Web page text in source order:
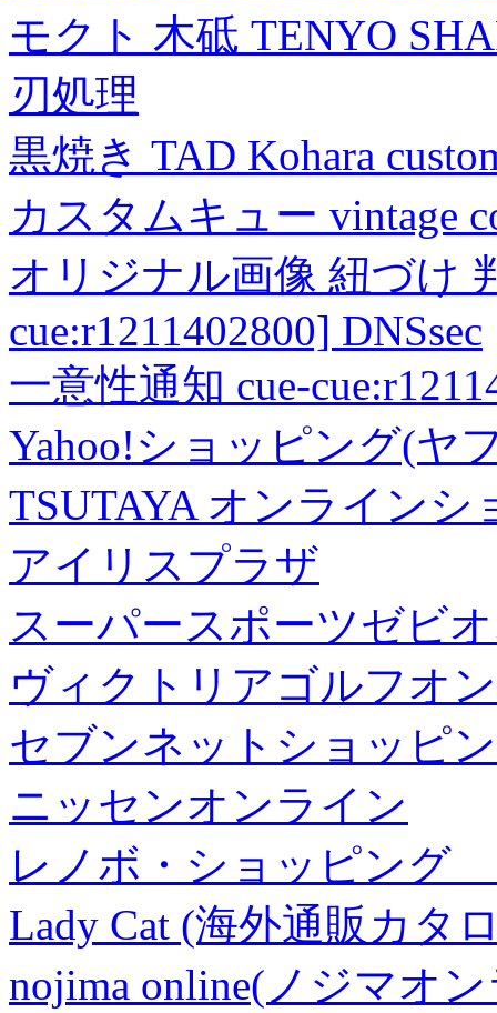
モクト 木砥 TENYO
刃処理
黒焼き TAD Kohara
カスタムキュー vintage
オリジナル画像 紐づけ
cue:r1211402800] DNSsec
一意性通知 cue-
Yahoo!ショッピング(ヤ
TSUTAYA オンラインシ
アイリスプラザ
スーパースポーツゼビ
ヴィクトリアゴルフオ
セブンネットショッピ
ニッセンオンライン
レノボ・ショッピング
Lady Cat (海外通販カタ
nojima online(ノジマオ